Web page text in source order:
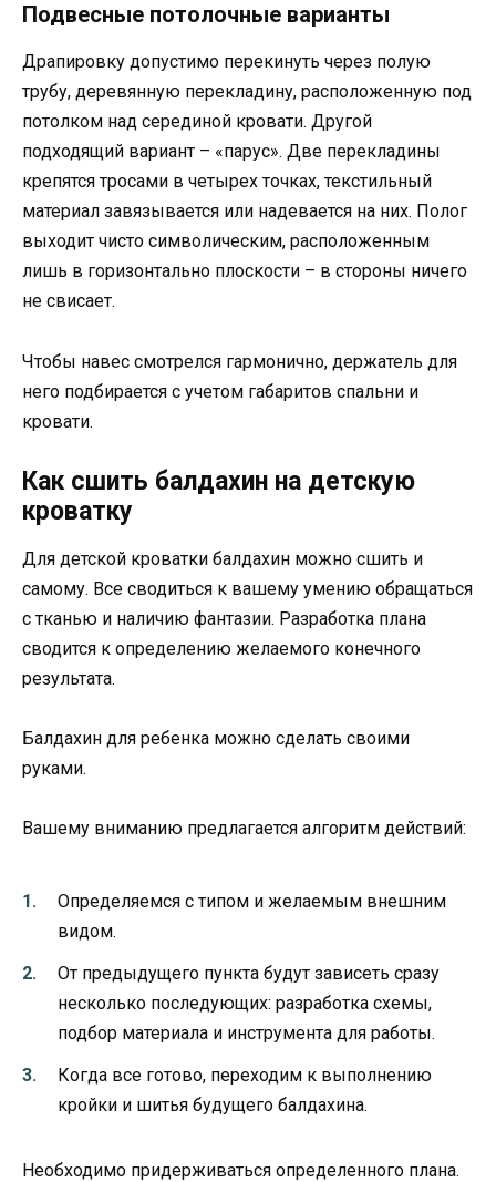
Подвесные потолочные варианты
Драпировку допустимо перекинуть через полую
трубу, деревянную перекладину, расположенную под
потолком над серединой кровати. Другой
подходящий вариант – «парус». Две перекладины
крепятся тросами в четырех точках, текстильный
материал завязывается или надевается на них. Полог
выходит чисто символическим, расположенным
лишь в горизонтально плоскости – в стороны ничего
не свисает.
Чтобы навес смотрелся гармонично, держатель для
него подбирается с учетом габаритов спальни и
кровати.
Как сшить балдахин на детскую
кроватку
Для детской кроватки балдахин можно сшить и
самому. Все сводиться к вашему умению обращаться
с тканью и наличию фантазии. Разработка плана
сводится к определению желаемого конечного
результата.
Балдахин для ребенка можно сделать своими
руками.
Вашему вниманию предлагается алгоритм действий:
Определяемся с типом и желаемым внешним
видом.
От предыдущего пункта будут зависеть сразу
несколько последующих: разработка схемы,
подбор материала и инструмента для работы.
Когда все готово, переходим к выполнению
кройки и шитья будущего балдахина.
Необходимо придерживаться определенного плана.